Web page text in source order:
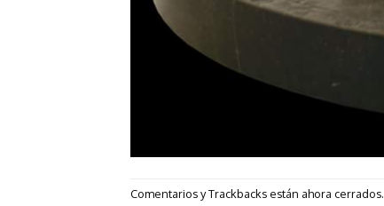
Comentarios y Trackbacks están ahora cerrados.